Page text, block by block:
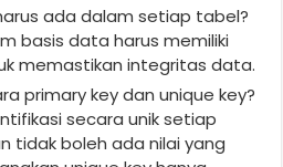
ada dalam setiap tabel?
basis data harus memiliki
memastikan integritas data.
primary key dan unique key?
secara unik setiap
tidak boleh ada nilai yang